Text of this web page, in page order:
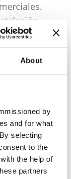
About
by
and for what
selecting
to the
the help of
partners
durante
decidió
del mejor
realiza
de HSM,